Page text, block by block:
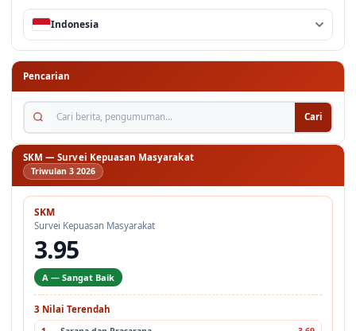
Indonesia
Pencarian
Cari berita, pengumuman...
Cari
Triwulan 3 2026
SKM
Survei Kepuasan Masyarakat
3.95
A — Sangat Baik
3 Nilai Terendah
1 Sarana dan Prasarana